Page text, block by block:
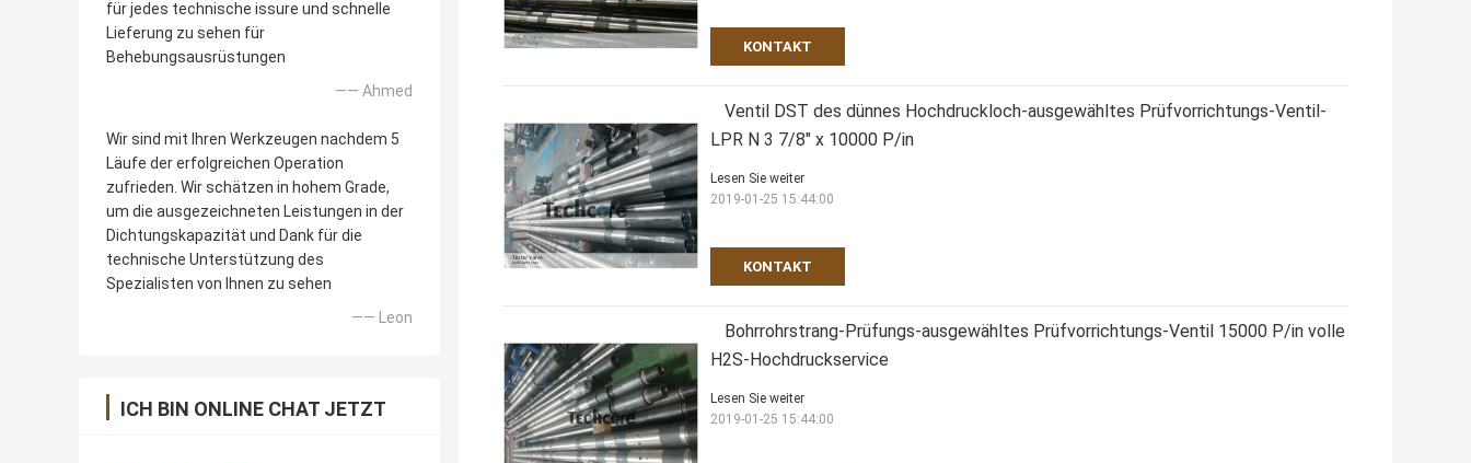
für jedes technische issure und schnelle
Lieferung zu sehen für
Behebungsausrüstungen
—— Ahmed
Wir sind mit Ihren Werkzeugen nachdem 5
Läufe der erfolgreichen Operation
zufrieden. Wir schätzen in hohem Grade,
um die ausgezeichneten Leistungen in der
Dichtungskapazität und Dank für die
technische Unterstützung des
Spezialisten von Ihnen zu sehen
—— Leon
ICH BIN ONLINE CHAT JETZT
KONTAKT
Ventil DST des dünnes Hochdruckloch-ausgewähltes Prüfvorrichtungs-Ventil-
LPR N 3 7/8" x 10000 P/in
KONTAKT
Lesen Sie weiter
2019-01-25 15:44:00
Bohrrohrstrang-Prüfungs-ausgewähltes Prüfvorrichtungs-Ventil 15000 P/in volle
H2S-Hochdruckservice
Lesen Sie weiter
2019-01-25 15:44:00